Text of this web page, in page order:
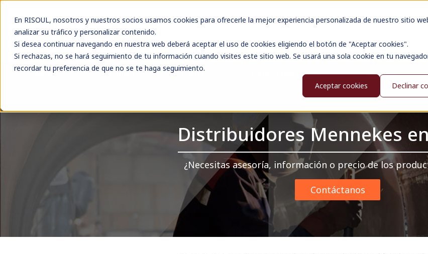
En RISOUL, nosotros y nuestros socios usamos cookies para ofrecerle la mejor experiencia personalizada de nuestro sitio
analizar su tráfico y personalizar contenido.
Si desea continuar navegando en nuestra web deberá aceptar el uso de cookies eligiendo el botón de "Aceptar cookies".
Si rechazas, no se hará seguimiento de tu información cuando visites este sitio web. Se usará una sola cookie en tu
recordar tu preferencia de que no se te haga seguimiento.
Aceptar cookies
Declinar
MARCAS SOLUCIONES CENTRO DE COMPETENCIAS CATÁLOGOS
Distribuidores Mennekes
¿Necesitas asesoría, información o precio de los
Contáctanos